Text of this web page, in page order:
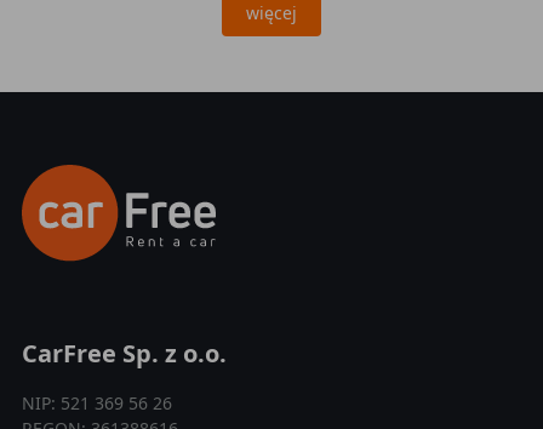
więcej
CarFree Sp. z o.o.
NIP: 521 369 56 26